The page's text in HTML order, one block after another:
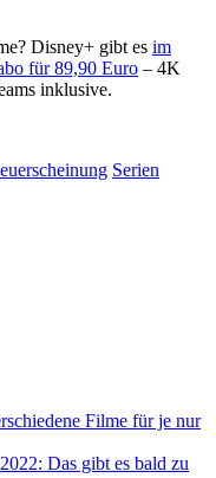
Disney+ gibt es im
für 89,90 Euro – 4K
inklusive.
Serien
Filme für je nur
Das gibt es bald zu